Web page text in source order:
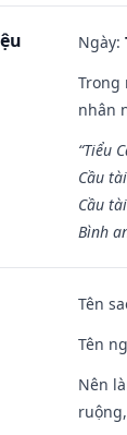
Ngày:
Trong
nhân
“Tiểu
Cầu
Cầu
Bình
Tên
Tên
Nên